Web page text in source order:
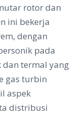
rotor dan
ini bekerja
dengan
pada
dan termal yang
gas turbin
aspek
distribusi